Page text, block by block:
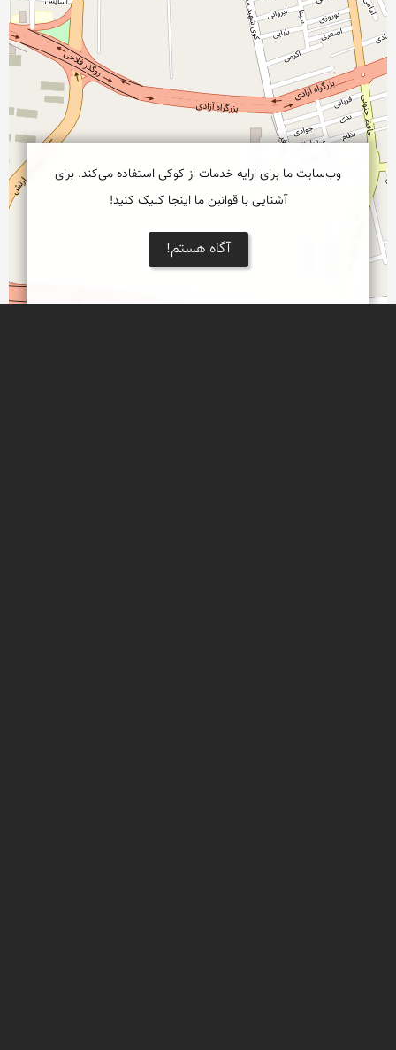
وب‌سایت ما برای ارایه خدمات از کوکی استفاده می‌کند. برای
آشنایی با قوانین ما اینجا کلیک کنید!
آگاه هستم!